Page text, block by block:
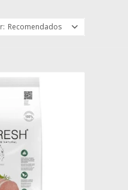
Recomendados